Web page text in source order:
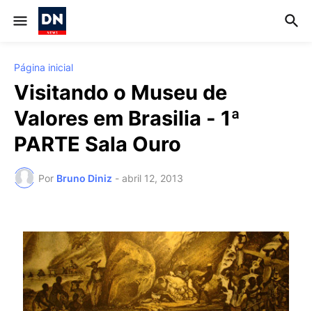
Página inicial
Visitando o Museu de
Valores em Brasilia - 1ª
PARTE Sala Ouro
Por Bruno Diniz - abril 12, 2013